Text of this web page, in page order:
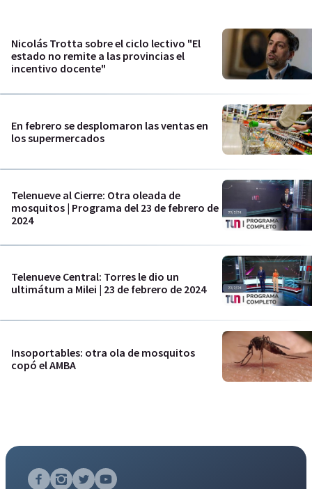
Nicolás Trotta sobre el ciclo lectivo "El
estado no remite a las provincias el
incentivo docente"
En febrero se desplomaron las ventas en
los supermercados
Telenueve al Cierre: Otra oleada de
mosquitos | Programa del 23 de febrero de
2024
Telenueve Central: Torres le dio un
ultimátum a Milei | 23 de febrero de 2024
Insoportables: otra ola de mosquitos
copó el AMBA